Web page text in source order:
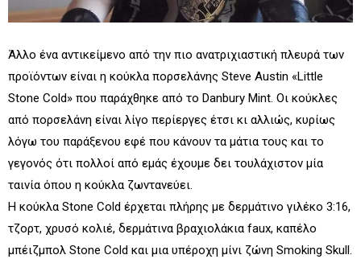
Άλλο ένα αντικείμενο από την πιο ανατριχιαστική πλευρά των
προϊόντων είναι η κούκλα πορσελάνης Steve Austin «Little
Stone Cold» που παράχθηκε από το Danbury Mint. Οι κούκλες
από πορσελάνη είναι λίγο περίεργες έτσι κι αλλιώς, κυρίως
λόγω του παράξενου εφέ που κάνουν τα μάτια τους και το
γεγονός ότι πολλοί από εμάς έχουμε δει τουλάχιστον μία
ταινία όπου η κούκλα ζωντανεύει.
Η κούκλα Stone Cold έρχεται πλήρης με δερμάτινο γιλέκο 3:16,
τζορτ, χρυσό κολιέ, δερμάτινα βραχιολάκια faux, καπέλο
μπέιζμπολ Stone Cold και μια υπέροχη μίνι ζώνη Smoking Skull.